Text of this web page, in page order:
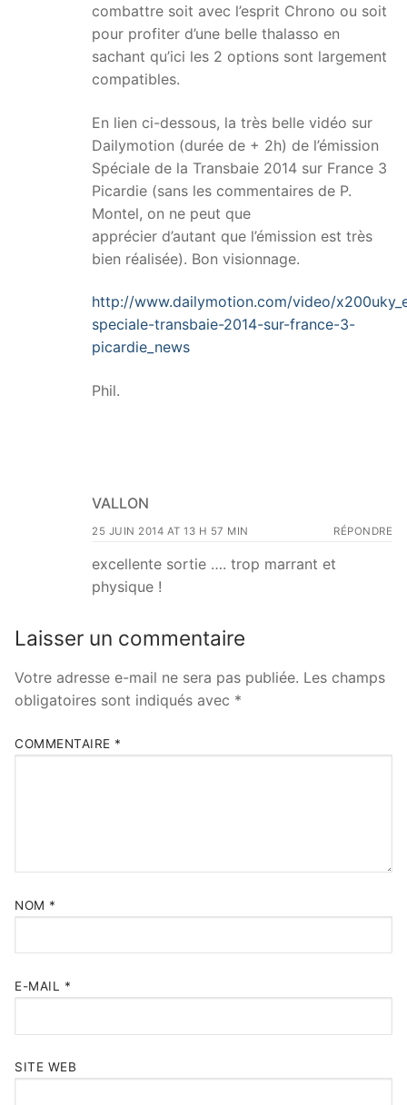
combattre soit avec l’esprit Chrono ou soit
pour profiter d’une belle thalasso en
sachant qu’ici les 2 options sont largement
compatibles.
En lien ci-dessous, la très belle vidéo sur
Dailymotion (durée de + 2h) de l’émission
Spéciale de la Transbaie 2014 sur France 3
Picardie (sans les commentaires de P.
Montel, on ne peut que
apprécier d’autant que l’émission est très
bien réalisée). Bon visionnage.
http://www.dailymotion.com/video/
speciale-transbaie-2014-sur-france-3-
picardie_news
Phil.
VALLON
25 JUIN 2014 AT 13 H 57 MIN RÉPONDRE
excellente sortie …. trop marrant et
physique !
Laisser un commentaire
Votre adresse e-mail ne sera pas publiée. Les champs
obligatoires sont indiqués avec *
COMMENTAIRE *
NOM *
E-MAIL *
SITE WEB